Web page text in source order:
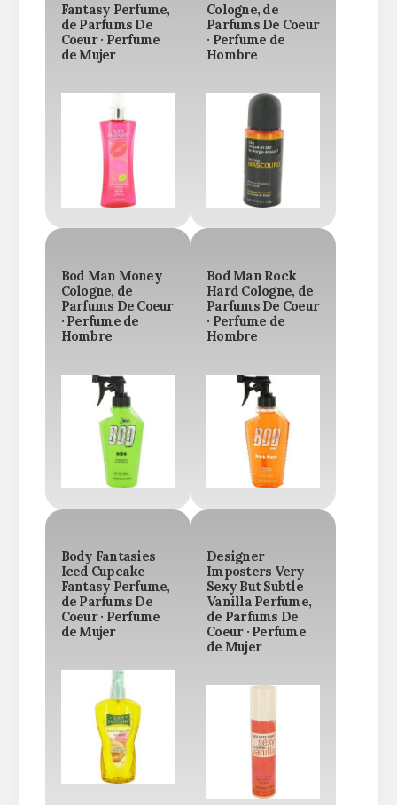
Fantasy Perfume,
de Parfums De
Coeur · Perfume
de Mujer
Cologne, de
Parfums De Coeur
· Perfume de
Hombre
Bod Man Money
Cologne, de
Parfums De Coeur
· Perfume de
Hombre
Bod Man Rock
Hard Cologne, de
Parfums De Coeur
· Perfume de
Hombre
Body Fantasies
Iced Cupcake
Fantasy Perfume,
de Parfums De
Coeur · Perfume
de Mujer
Designer
Imposters Very
Sexy But Subtle
Vanilla Perfume,
de Parfums De
Coeur · Perfume
de Mujer